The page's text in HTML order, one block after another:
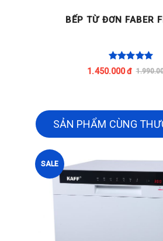
BẾP TỪ ĐƠN FABER
1.450.000 đ
SẢN PHẨM CÙNG
SALE